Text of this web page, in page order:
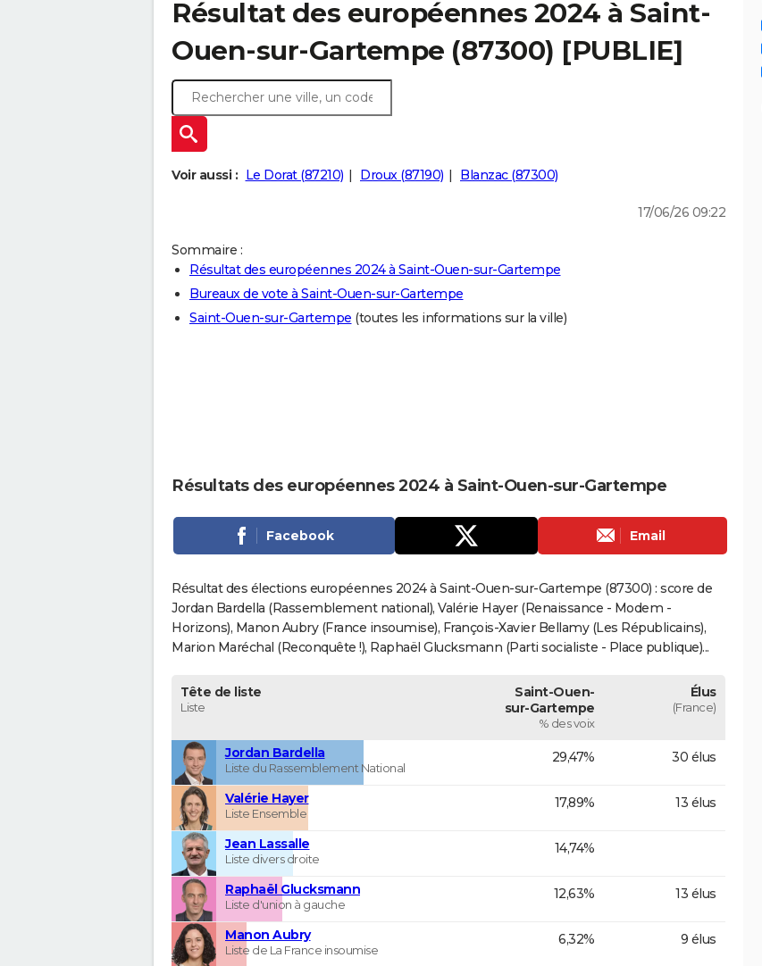
Résultat des européennes 2024 à Saint-
Ouen-sur-Gartempe (87300) [PUBLIE]
Voir aussi : Le Dorat (87210) Droux (87190) Blanzac (87300)
17/06/26 09:22
Sommaire :
Résultat des européennes 2024 à Saint-Ouen-sur-Gartempe
Bureaux de vote à Saint-Ouen-sur-Gartempe
Saint-Ouen-sur-Gartempe (toutes les informations sur la ville)
Résultats des européennes 2024 à Saint-Ouen-sur-Gartempe
Facebook Email
Résultat des élections européennes 2024 à Saint-Ouen-sur-Gartempe (87300) : score de
Jordan Bardella (Rassemblement national), Valérie Hayer (Renaissance - Modem -
Horizons), Manon Aubry (France insoumise), François-Xavier Bellamy (Les Républicains),
Marion Maréchal (Reconquête !), Raphaël Glucksmann (Parti socialiste - Place publique)...
Tête de liste
Liste
Saint-Ouen-
sur-Gartempe
% des voix
Élus
(France)
Jordan Bardella
Liste du Rassemblement National
29,47% 30 élus
Valérie Hayer
Liste Ensemble
17,89% 13 élus
Jean Lassalle
Liste divers droite
14,74%
Raphaël Glucksmann
Liste d'union à gauche
12,63% 13 élus
Manon Aubry
Liste de La France insoumise
6,32% 9 élus